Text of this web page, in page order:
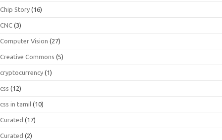
Chip Story (16)
CNC (3)
Computer Vision (27)
Creative Commons (5)
cryptocurrency (1)
css (12)
css in tamil (10)
Curated (17)
Curated (2)